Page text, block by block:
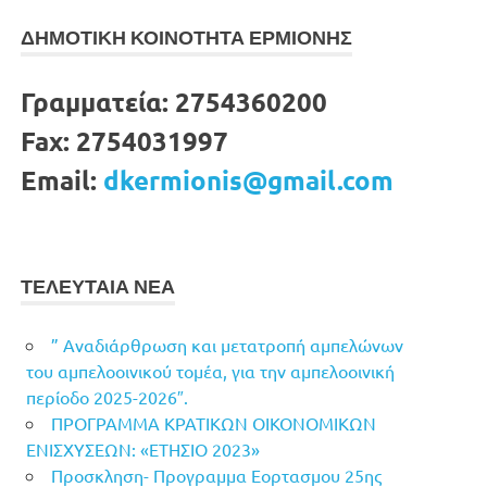
ΔΗΜΟΤΙΚΗ ΚΟΙΝΟΤΗΤΑ ΕΡΜΙΟΝΗΣ
Γραμματεία: 2754360200
Fax: 2754031997
Email: dkermionis@gmail.com
ΤΕΛΕΥΤΑΙΑ ΝΕΑ
” Αναδιάρθρωση και μετατροπή αμπελώνων
του αμπελοοινικού τομέα, για την αμπελοοινική
περίοδο 2025-2026″.
ΠΡΟΓΡΑΜΜΑ ΚΡΑΤΙΚΩΝ ΟΙΚΟΝΟΜΙΚΩΝ
ΕΝΙΣΧΥΣΕΩΝ: «ΕΤΗΣΙΟ 2023»
Προσκληση- Προγραμμα Εορτασμου 25ης